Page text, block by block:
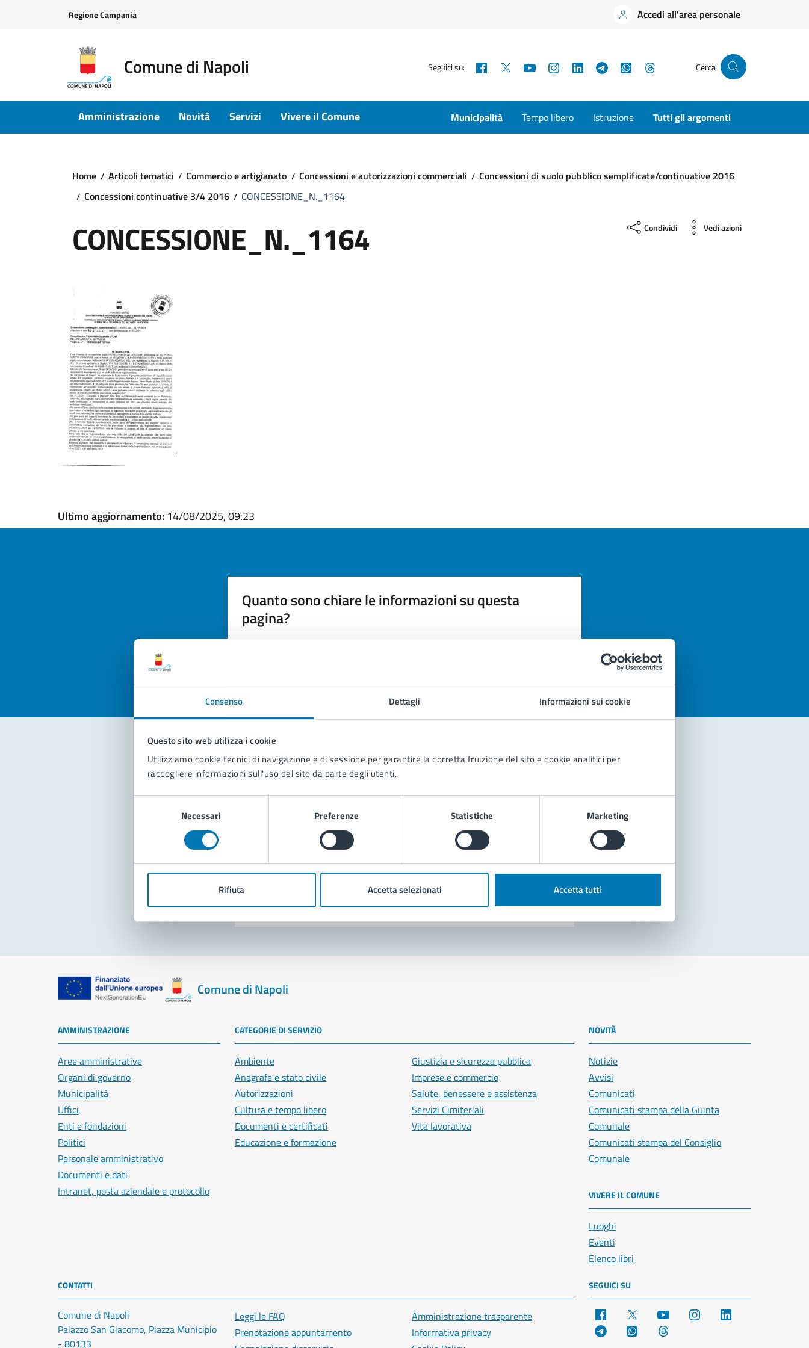
Consenso Dettagli Informazioni sui cookie
Questo sito web utilizza i cookie
Utilizziamo cookie tecnici di navigazione e di sessione per garantire la corretta fruizione del sito e cookie analitici per
raccogliere informazioni sull'uso del sito da parte degli utenti.
Necessari Preferenze Statistiche Marketing
Rifiuta Accetta selezionati Accetta tutti
Regione Campania Accedi all'area personale
Comune di Napoli Seguici su: Facebook YouTubeInstagramLinkedInTelegramWhatsApp Cerca
Amministrazione Novità Servizi Vivere il Comune Municipalità Tempo libero Istruzione Tutti gli argomenti
Home Articoli tematici Commercio e artigianato Concessioni e autorizzazioni commerciali
Concessioni di suolo pubblico semplificate/continuative 2016
Concessioni continuative 3/4 2016
CONCESSIONE_N._1164
CONCESSIONE_N._1164 Condividi Vedi azioni
Ultimo aggiornamento: 14/08/2025, 09:23
Quanto sono chiare le informazioni su questa
pagina?
Contatta il comune
Leggi le domande frequenti
Richiedi assistenza
Prenota appuntamento
Problemi in città
Segnala disservizio
Comune di Napoli
AMMINISTRAZIONE
Aree amministrative
Organi di governo
Municipalità
Uffici
Enti e fondazioni
Politici
Personale amministrativo
Documenti e dati
Intranet, posta aziendale e protocollo
CATEGORIE DI SERVIZIO
Ambiente
Anagrafe e stato civile
Autorizzazioni
Cultura e tempo libero
Documenti e certificati
Educazione e formazione
Giustizia e sicurezza pubblica
Imprese e commercio
Salute, benessere e assistenza
Servizi Cimiteriali
Vita lavorativa
NOVITÀ
Notizie
Avvisi
Comunicati
Comunicati stampa della Giunta
Comunale
Comunicati stampa del Consiglio
Comunale
VIVERE IL COMUNE
Luoghi
Eventi
Elenco libri
CONTATTI
Comune di Napoli
Palazzo San Giacomo, Piazza Municipio
- 80133
Leggi le FAQ
Prenotazione appuntamento
Amministrazione trasparente
Informativa privacy
SEGUICI SU
Facebook YouTube Instagram
Telegram WhatsApp